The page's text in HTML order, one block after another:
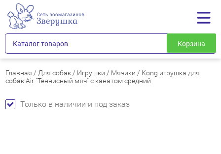
Каталог товаров Корзина
Главная / Для собак / Игрушки / Мячики / Kong игрушка для
собак Air "Теннисный мяч" с канатом средний
Только в наличии и под заказ